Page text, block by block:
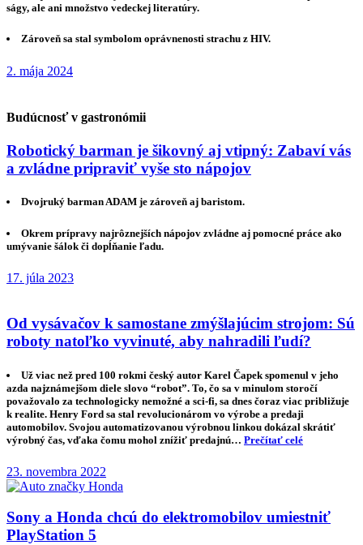
ságy, ale ani množstvo vedeckej literatúry.
Zároveň sa stal symbolom oprávnenosti strachu z HIV.
2. mája 2024
Budúcnosť v gastronómii
Robotický barman je šikovný aj vtipný: Zabaví vás
a zvládne pripraviť vyše sto nápojov
Dvojruký barman ADAM je zároveň aj baristom.
Okrem prípravy najrôznejších nápojov zvládne aj pomocné práce ako
umývanie šálok či dopĺňanie ľadu.
17. júla 2023
Od vysávačov k samostane zmýšlajúcim strojom: Sú
roboty natoľko vyvinuté, aby nahradili ľudí?
Už viac než pred 100 rokmi český autor Karel Čapek spomenul v jeho
azda najznámejšom diele slovo “robot”. To, čo sa v minulom storočí
považovalo za technologicky nemožné a sci-fi, sa dnes čoraz viac približuje
k realite. Henry Ford sa stal revolucionárom vo výrobe a predaji
automobilov. Svojou automatizovanou výrobnou linkou dokázal skrátiť
výrobný čas, vďaka čomu mohol znížiť predajnú… Prečítať celé
23. novembra 2022
Sony a Honda chcú do elektromobilov umiestniť
PlayStation 5